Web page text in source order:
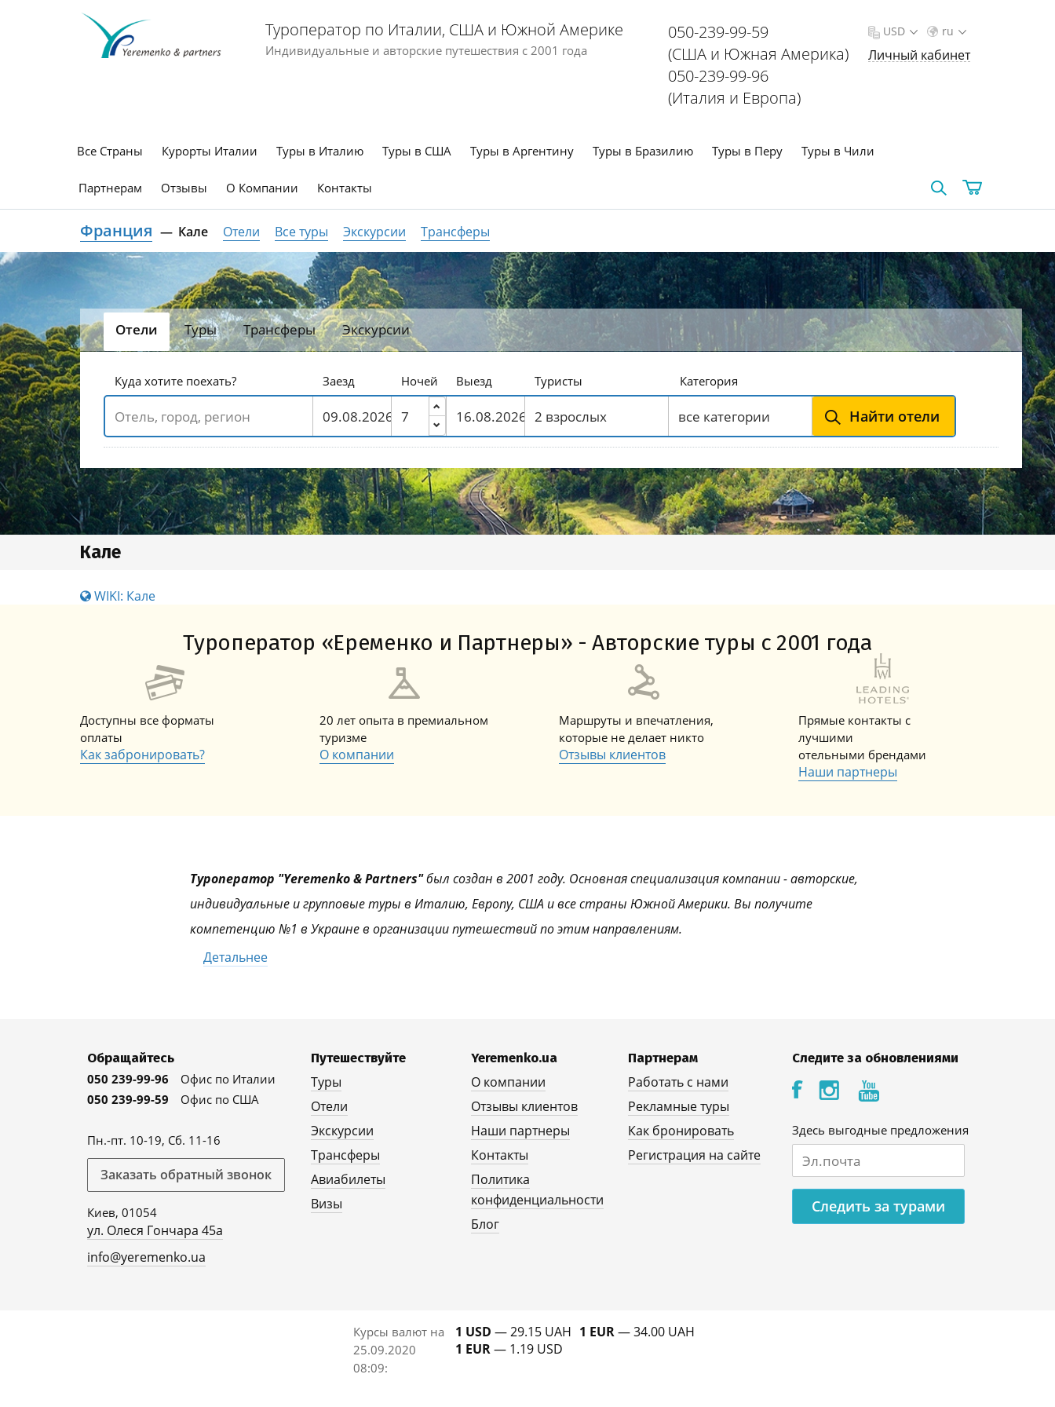
Туроператор по Италии, США и Южной Америке
Индивидуальные и авторские путешествия с 2001 года
050-239-99-59
(США и Южная Америка)
050-239-99-96
(Италия и Европа)
ru
USD
Личный кабинет
Все Страны Курорты Италии Туры в Италию Туры в США Туры в Аргентину Туры в Бразилию Туры в Перу Туры в Чили
Партнерам Отзывы О Компании Контакты
Франция Кале Отели Все туры Экскурсии Трансферы
Отели Туры Трансферы Экскурсии
Куда хотите поехать? Заезд Ночей Выезд Туристы Категория
Найти отели
Кале
WIKI: Кале
Туроператор «Еременко и Партнеры» - Авторские туры с 2001 года
Доступны все форматы
оплаты
Как забронировать?
20 лет опыта в премиальном
туризме
О компании
Маршруты и впечатления,
которые не делает никто
Отзывы клиентов
Прямые контакты с
лучшими
отельными брендами
Наши партнеры
Туроператор "Yeremenko & Partners"был создан в 2001 году. Основная специализация компании - авторские,
индивидуальные и групповые туры в Италию, Европу, США и все страны Южной Америки. Вы получите
компетенцию №1 в Украине в организации путешествий по этим направлениям.
Детальнее
Обращайтесь
050 239-99-96
Офис по Италии
050 239-99-59
Офис по США
Пн.-пт. 10-19, Сб. 11-16
Заказать обратный звонок
Киев, 01054
ул. Олеся Гончара 45а
info@yeremenko.ua
Путешествуйте
Туры
Отели
Экскурсии
Трансферы
Авиабилеты
Визы
Yeremenko.ua
О компании
Отзывы клиентов
Наши партнеры
Контакты
Политика
конфиденциальности
Блог
Партнерам
Работать с нами
Рекламные туры
Как бронировать
Регистрация на сайте
Следите за обновлениями
Здесь выгодные предложения
Следить за турами
Курсы валют на
25.09.2020
08:09:
1 USD — 29.15 UAH
1 EUR— 1.19 USD
1 EUR— 34.00 UAH